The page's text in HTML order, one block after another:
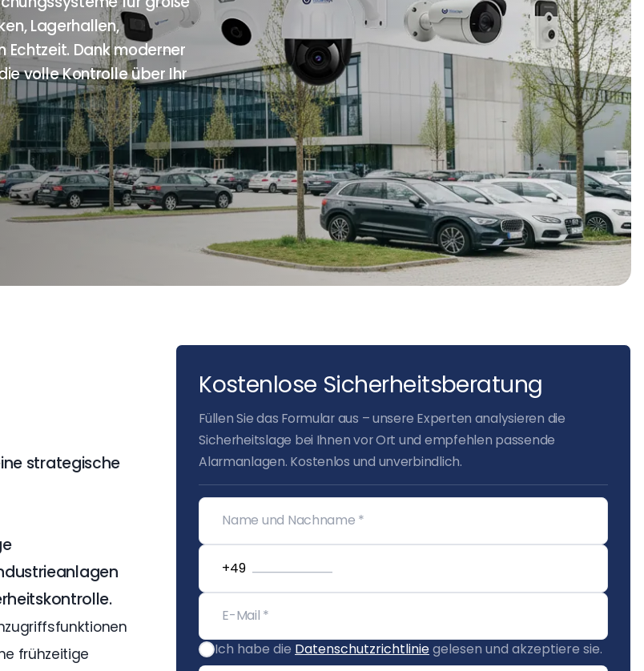
Lagerhallen,
Dank moderner
volle Kontrolle über Ihr
strategische
frühzeitige
Kostenlose Sicherheitsberatung
Füllen Sie das Formular aus – unsere Experten analysieren die
Sicherheitslage bei Ihnen vor Ort und empfehlen passende
Alarmanlagen. Kostenlos und unverbindlich.
Ich habe die Datenschutzrichtliniegelesen und akzeptiere sie.